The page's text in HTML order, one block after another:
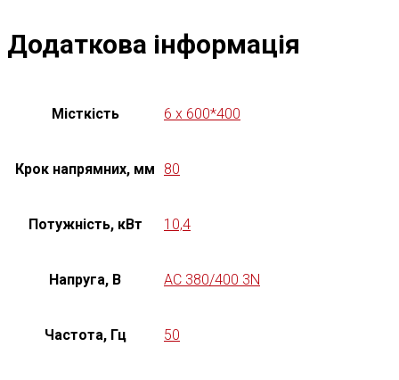
Додаткова інформація
Місткість 6 x 600*400
Крок напрямних, мм 80
Потужність, кВт 10,4
Напруга, В AC 380/400 3N
Частота, Гц 50